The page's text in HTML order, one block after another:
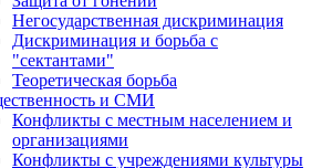
Негосударственная дискриминация
Дискриминация и борьба с
"сектантами"
Теоретическая борьба
и СМИ
Конфликты с местным населением и
организациями
Конфликты с учреждениями культуры